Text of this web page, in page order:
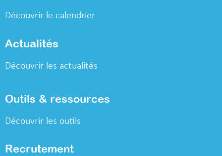
Découvrir le calendrier
Actualités
Découvrir les actualités
Outils & ressources
Découvrir les outils
Recrutement